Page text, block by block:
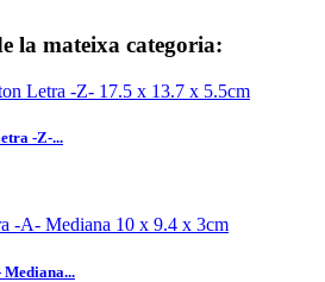
la mateixa categoria:
-Z-...
Mediana...